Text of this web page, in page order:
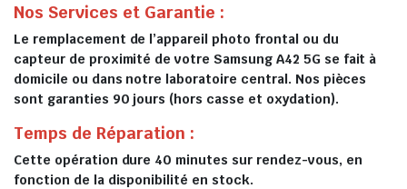
Nos Services et Garantie :
Le remplacement de l’appareil photo frontal ou du
capteur de proximité de votre Samsung A42 5G se fait à
domicile ou dans notre laboratoire central. Nos pièces
sont garanties 90 jours (hors casse et oxydation).
Temps de Réparation :
Cette opération dure 40 minutes sur rendez-vous, en
fonction de la disponibilité en stock.